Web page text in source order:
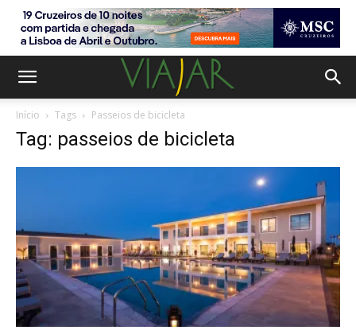
Início Tags Passeios de bicicleta
Tag: passeios de bicicleta